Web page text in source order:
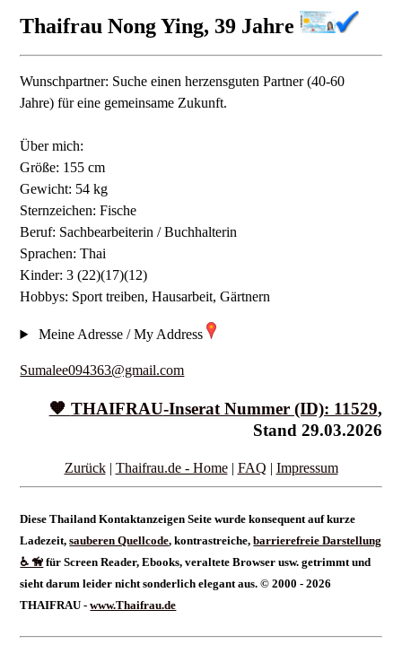
Thaifrau Nong Ying, 39 Jahre
Wunschpartner: Suche einen herzensguten Partner (40-60
Jahre) für eine gemeinsame Zukunft.
Über mich:
Größe: 155 cm
Gewicht: 54 kg
Sternzeichen: Fische
Beruf: Sachbearbeiterin / Buchhalterin
Sprachen: Thai
Kinder: 3 (22)(17)(12)
Hobbys: Sport treiben, Hausarbeit, Gärtnern
Meine Adresse / My Address
Sumalee094363@gmail.com
🧡 THAIFRAU-Inserat Nummer (ID): 11529,
Stand 29.03.2026
Zurück| Thaifrau.de - Home| FAQ Impressum
Diese Thailand Kontaktanzeigen Seite wurde konsequent auf kurze
Ladezeit,sauberen Quellcode, kontrastreiche,barrierefreie Darstellung
♿ 🦮 für Screen Reader, Ebooks, veraltete Browser usw. getrimmt und
sieht darum leider nicht sonderlich elegant aus. © 2000 - 2026
THAIFRAU -www.Thaifrau.de